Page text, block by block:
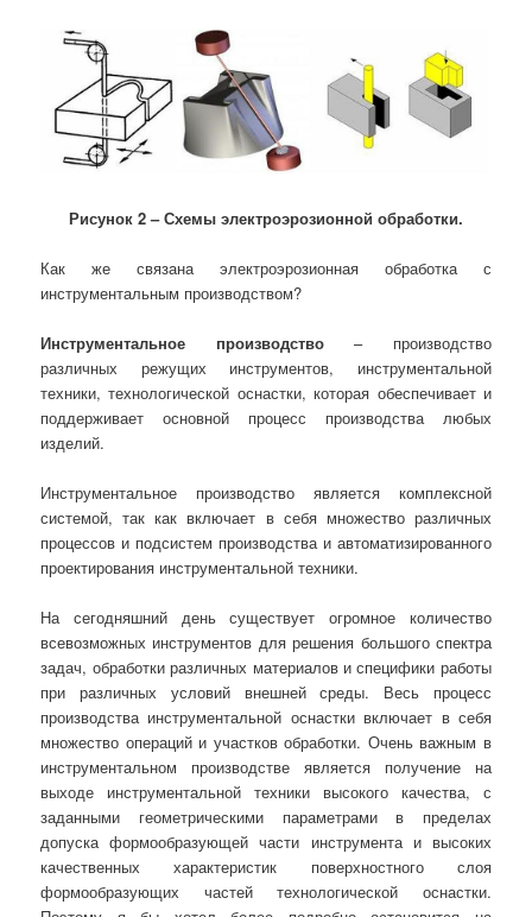
Рисунок 2 – Схемы электроэрозионной обработки.
Как же связана электроэрозионная обработка с
инструментальным производством?
Инструментальное производство– производство
различных режущих инструментов, инструментальной
техники, технологической оснастки, которая обеспечивает и
поддерживает основной процесс производства любых
изделий.
Инструментальное производство является комплексной
системой, так как включает в себя множество различных
процессов и подсистем производства и автоматизированного
проектирования инструментальной техники.
На сегодняшний день существует огромное количество
всевозможных инструментов для решения большого спектра
задач, обработки различных материалов и специфики работы
при различных условий внешней среды. Весь процесс
производства инструментальной оснастки включает в себя
множество операций и участков обработки. Очень важным в
инструментальном производстве является получение на
выходе инструментальной техники высокого качества, с
заданными геометрическими параметрами в пределах
допуска формообразующей части инструмента и высоких
качественных характеристик поверхностного слоя
формообразующих частей технологической оснастки.